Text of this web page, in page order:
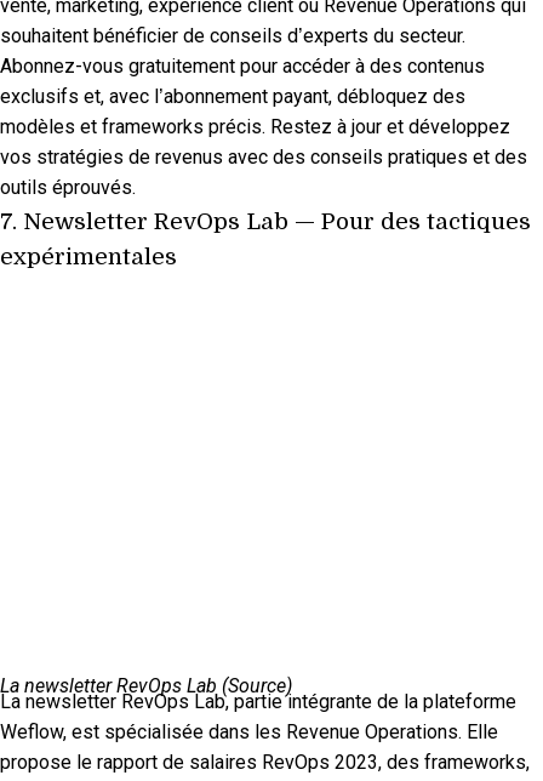
vente, marketing, expérience client ou Revenue Operations qui
souhaitent bénéficier de conseils d’experts du secteur.
Abonnez-vous gratuitement pour accéder à des contenus
exclusifs et, avec l’abonnement payant, débloquez des
modèles et frameworks précis. Restez à jour et développez
vos stratégies de revenus avec des conseils pratiques et des
outils éprouvés.
7. Newsletter RevOps Lab — Pour des tactiques
expérimentales
La newsletter RevOps Lab (Source)
La newsletter RevOps Lab, partie intégrante de la plateforme
Weflow, est spécialisée dans les Revenue Operations. Elle
propose le rapport de salaires RevOps 2023, des frameworks,